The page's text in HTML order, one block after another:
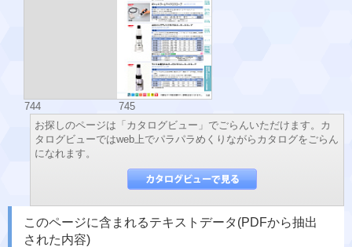
744
745
お探しのページは「カタログビュー」でごらんいただけます。カ
タログビューではweb上でパラパラめくりながらカタログをごらん
になれます。
このページに含まれるテキストデータ(PDFから抽出
された内容)